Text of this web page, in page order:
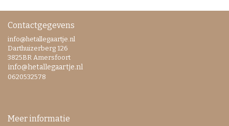
Contactgegevens
info@hetallegaartje.nl
Darthuizerberg 126
3825BR Amersfoort
info@hetallegaartje.nl
0620532578
Meer informatie